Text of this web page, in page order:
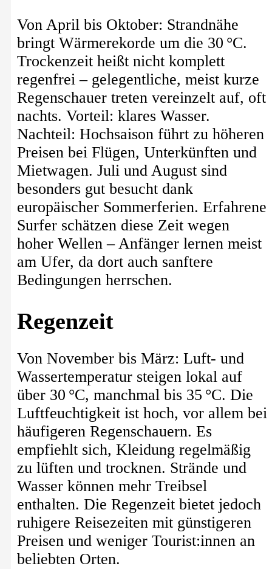
Von April bis Oktober: Strandnähe
bringt Wärmerekorde um die 30 °C.
Trockenzeit heißt nicht komplett
regenfrei – gelegentliche, meist kurze
Regenschauer treten vereinzelt auf, oft
nachts. Vorteil: klares Wasser.
Nachteil: Hochsaison führt zu höheren
Preisen bei Flügen, Unterkünften und
Mietwagen. Juli und August sind
besonders gut besucht dank
europäischer Sommerferien. Erfahrene
Surfer schätzen diese Zeit wegen
hoher Wellen – Anfänger lernen meist
am Ufer, da dort auch sanftere
Bedingungen herrschen.
Regenzeit
Von November bis März: Luft- und
Wassertemperatur steigen lokal auf
über 30 °C, manchmal bis 35 °C. Die
Luftfeuchtigkeit ist hoch, vor allem bei
häufigeren Regenschauern. Es
empfiehlt sich, Kleidung regelmäßig
zu lüften und trocknen. Strände und
Wasser können mehr Treibsel
enthalten. Die Regenzeit bietet jedoch
ruhigere Reisezeiten mit günstigeren
Preisen und weniger Tourist:innen an
beliebten Orten.